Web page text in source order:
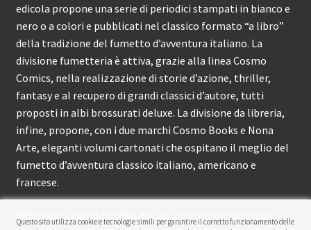
edicola propone una serie di periodici stampati in bianco e
nero o a colori e pubblicati nel classico formato “a libro”
della tradizione del fumetto d’avventura italiano. La
divisione fumetteria è attiva, grazie alla linea Cosmo
Comics, nella realizzazione di storie d’azione, thriller,
fantasy e al recupero di grandi classici d’autore, tutti
proposti in albi brossurati deluxe. La divisione da libreria,
infine, propone, con i due marchi Cosmo Books e Nona
Arte, eleganti volumi cartonati che ospitano il meglio del
fumetto d’avventura classico italiano, americano e
francese.
Editoriale Cosmo è attiva dal 2012 e propone ai lettori
Questo sito utilizza cookie e tecnologie simili per garantire il corretto funzionamento delle